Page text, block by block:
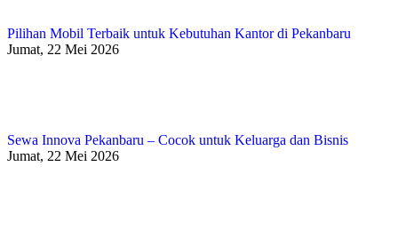
Pilihan Mobil Terbaik untuk Kebutuhan Kantor di Pekanbaru
Jumat, 22 Mei 2026
Sewa Innova Pekanbaru – Cocok untuk Keluarga dan Bisnis
Jumat, 22 Mei 2026